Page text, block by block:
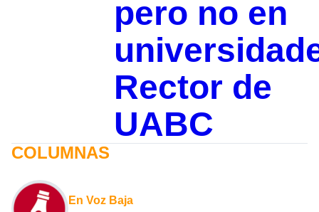
pero no en
Rector de
UABC
COLUMNAS
En Voz Baja